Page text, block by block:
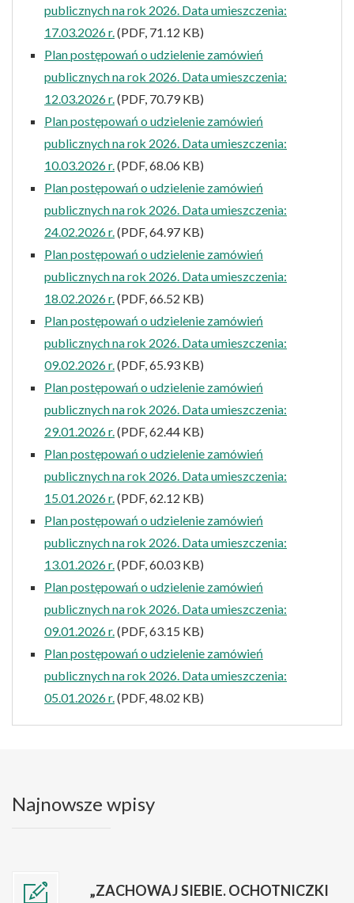
publicznych na rok 2026. Data umieszczenia:
17.03.2026 r.(PDF, 71.12 KB)
Plan postępowań o udzielenie zamówień
publicznych na rok 2026. Data umieszczenia:
12.03.2026 r.(PDF, 70.79 KB)
Plan postępowań o udzielenie zamówień
publicznych na rok 2026. Data umieszczenia:
10.03.2026 r.(PDF, 68.06 KB)
Plan postępowań o udzielenie zamówień
publicznych na rok 2026. Data umieszczenia:
24.02.2026 r.(PDF, 64.97 KB)
Plan postępowań o udzielenie zamówień
publicznych na rok 2026. Data umieszczenia:
18.02.2026 r.(PDF, 66.52 KB)
Plan postępowań o udzielenie zamówień
publicznych na rok 2026. Data umieszczenia:
09.02.2026 r.(PDF, 65.93 KB)
Plan postępowań o udzielenie zamówień
publicznych na rok 2026. Data umieszczenia:
29.01.2026 r.(PDF, 62.44 KB)
Plan postępowań o udzielenie zamówień
publicznych na rok 2026. Data umieszczenia:
15.01.2026 r.(PDF, 62.12 KB)
Plan postępowań o udzielenie zamówień
publicznych na rok 2026. Data umieszczenia:
13.01.2026 r.(PDF, 60.03 KB)
Plan postępowań o udzielenie zamówień
publicznych na rok 2026. Data umieszczenia:
09.01.2026 r.(PDF, 63.15 KB)
Plan postępowań o udzielenie zamówień
publicznych na rok 2026. Data umieszczenia:
05.01.2026 r.(PDF, 48.02 KB)
Najnowsze wpisy
„ZACHOWAJ SIEBIE. OCHOTNICZKI